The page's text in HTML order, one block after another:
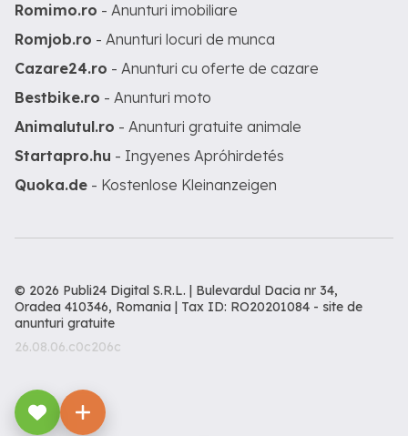
Romimo.ro - Anunturi imobiliare
Romjob.ro - Anunturi locuri de munca
Cazare24.ro - Anunturi cu oferte de cazare
Bestbike.ro - Anunturi moto
Animalutul.ro - Anunturi gratuite animale
Startapro.hu - Ingyenes Apróhirdetés
Quoka.de - Kostenlose Kleinanzeigen
© 2026 Publi24 Digital S.R.L. | Bulevardul Dacia nr 34,
Oradea 410346, Romania | Tax ID: RO20201084 - site de
anunturi gratuite
26.08.06.c0c206c